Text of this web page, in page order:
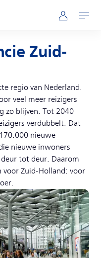
Mijn NS
Openen
Zuid-
regio van Nederland.
veel meer reizigers
zo blijven. Tot 2040
verdubbelt. Dat
nieuwe
nieuwe inwoners
tot deur. Daarom
voor Zuid-Holland: voor